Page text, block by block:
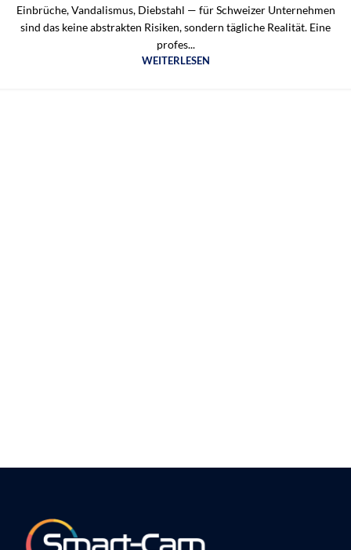
Einbrüche, Vandalismus, Diebstahl — für Schweizer Unternehmen
sind das keine abstrakten Risiken, sondern tägliche Realität. Eine
profes...
WEITERLESEN